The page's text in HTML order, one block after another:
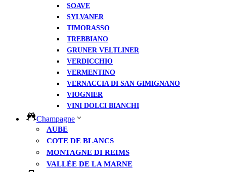
SOAVE
SYLVANER
TIMORASSO
TREBBIANO
GRUNER VELTLINER
VERDICCHIO
VERMENTINO
VERNACCIA DI SAN GIMIGNANO
VIOGNIER
VINI DOLCI BIANCHI
Champagne
AUBE
COTE DE BLANCS
MONTAGNE DI REIMS
VALLÉE DE LA MARNE